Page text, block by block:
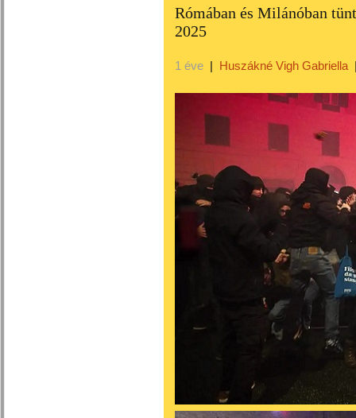
Rómában és Milánóban
2025
1 éve | Huszákné Vigh Gabriella